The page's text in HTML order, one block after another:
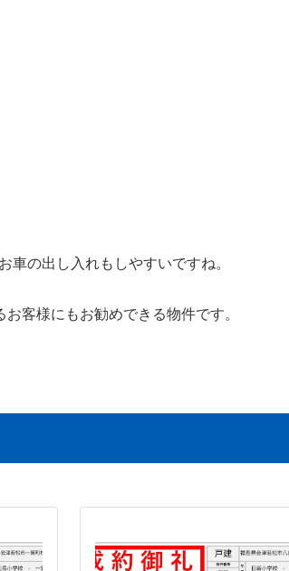
の出し入れもしやすいですね。
客様にもお勧めできる物件です。